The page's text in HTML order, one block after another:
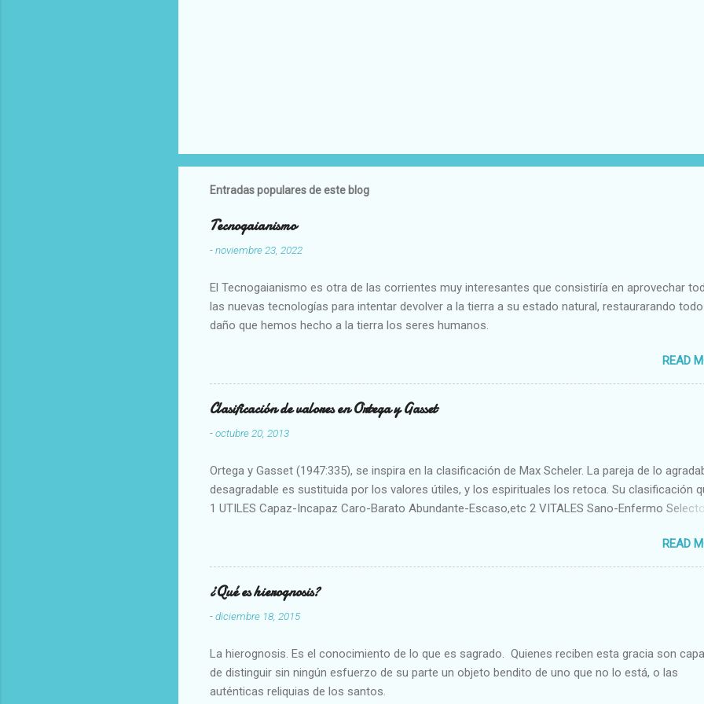
Entradas populares de este blog
Tecnogaianismo
-noviembre 23, 2022
El Tecnogaianismo es otra de las corrientes muy interesantes que consistiría en aprovechar
las nuevas tecnologías para intentar devolver a la tierra a su estado natural, restaurarando
daño que hemos hecho a la tierra los seres humanos.
READ
Clasificación de valores en Ortega y Gasset
-octubre 20, 2013
Ortega y Gasset (1947:335), se inspira en la clasificación de Max Scheler. La pareja de lo
desagradable es sustituida por los valores útiles, y los espirituales los retoca. Su clasificación
1 UTILES Capaz-Incapaz Caro-Barato Abundante-Escaso,etc 2 VITALES Sano-Enfermo
Aproximado Evidente-Probable,etc b) Morales Bueno-malo Bondadoso-malvado Justo-Injusto
Escrupuloso-Relajado Leal-Desleal,etc. d) Estéticos Bello-Feo Gracioso-Tosco Elegante-
Armonioso-Inarmonioso 4 RELIGIOSOS Santo-Pr...
READ
¿Qué es hierognosis?
-diciembre 18, 2015
La hierognosis. Es el conocimiento de lo que es sagrado. Quienes reciben esta gracia son
de distinguir sin ningún esfuerzo de su parte un objeto bendito de uno que no lo está, o las
auténticas reliquias de los santos.